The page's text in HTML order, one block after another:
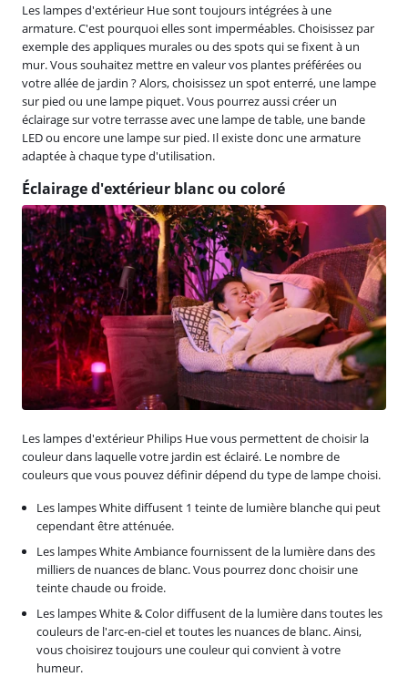
Les lampes d'extérieur Hue sont toujours intégrées à une
armature. C'est pourquoi elles sont imperméables. Choisissez par
exemple des appliques murales ou des spots qui se fixent à un
mur. Vous souhaitez mettre en valeur vos plantes préférées ou
votre allée de jardin ? Alors, choisissez un spot enterré, une lampe
sur pied ou une lampe piquet. Vous pourrez aussi créer un
éclairage sur votre terrasse avec une lampe de table, une bande
LED ou encore une lampe sur pied. Il existe donc une armature
adaptée à chaque type d'utilisation.
Éclairage d'extérieur blanc ou coloré
Les lampes d'extérieur Philips Hue vous permettent de choisir la
couleur dans laquelle votre jardin est éclairé. Le nombre de
couleurs que vous pouvez définir dépend du type de lampe choisi.
Les lampes White diffusent 1 teinte de lumière blanche qui peut
cependant être atténuée.
Les lampes White Ambiance fournissent de la lumière dans des
milliers de nuances de blanc. Vous pourrez donc choisir une
teinte chaude ou froide.
Les lampes White & Color diffusent de la lumière dans toutes les
couleurs de l'arc-en-ciel et toutes les nuances de blanc. Ainsi,
vous choisirez toujours une couleur qui convient à votre
humeur.